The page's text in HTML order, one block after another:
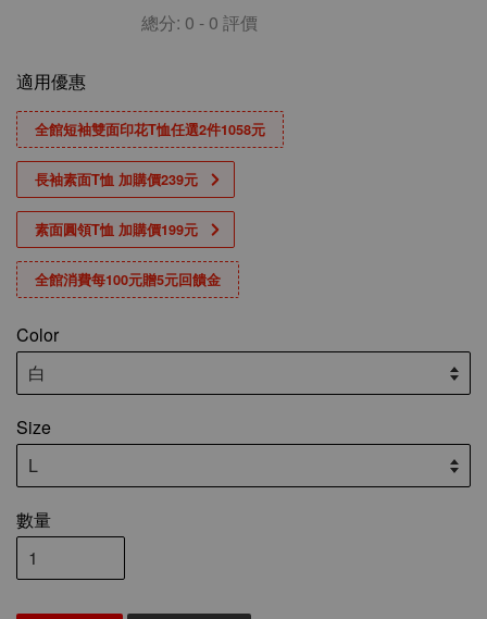
總分: 0 - 0 評價
適用優惠
全館短袖雙面印花T恤任選2件1058元
長袖素面T恤 加購價239元
素面圓領T恤 加購價199元
全館消費每100元贈5元回饋金
Color
Size
數量